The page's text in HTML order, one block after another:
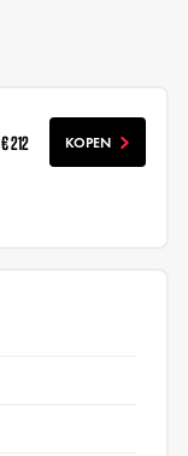
€ 212 KOPEN